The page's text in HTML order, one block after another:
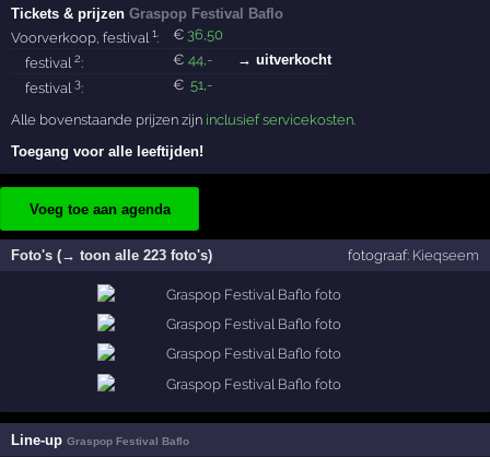
Tickets & prijzenGraspop Festival Baflo
Voorverkoop, festival1: € 36 ,50
festival2: € 44 ,-
→ uitverkocht
festival3: € 51 ,-
Alle bovenstaande prijzen zijn inclusief servicekosten.
Toegang voor alle leeftijden!
Voeg toe aan agenda
Foto's (→ toon alle 223 foto's) fotograaf: Kieqseem
Line-upGraspop Festival Baflo